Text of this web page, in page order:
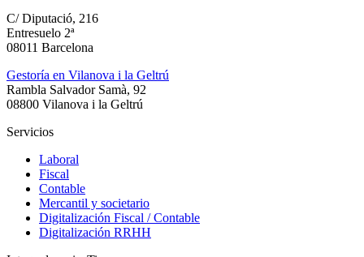
C/ Diputació, 216
Entresuelo 2ª
08011 Barcelona
Gestoría en Vilanova i la Geltrú
Rambla Salvador Samà, 92
08800 Vilanova i la Geltrú
Servicios
Laboral
Fiscal
Contable
Mercantil y societario
Digitalización Fiscal / Contable
Digitalización RRHH